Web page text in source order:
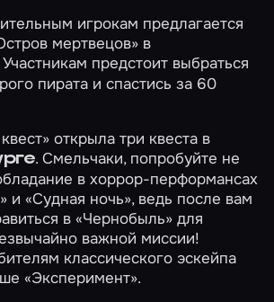
игрокам предлагается
мертвецов» в
Участникам предстоит выбраться
пирата и спастись за 60
открыла три квеста в
. Смельчаки, попробуйте не
в хоррор-перформансах
и«Судная ночь», ведь после вам
в«Чернобыль» для
важной миссии!
классического эскейпа
«Эксперимент».